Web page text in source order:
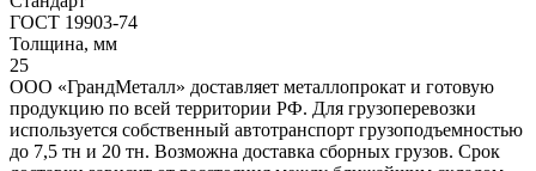
ГОСТ 19903-74
Толщина, мм
25
ООО «ГрандМеталл» доставляет металлопрокат и готовую
продукцию по всей территории РФ. Для грузоперевозки
используется собственный автотранспорт грузоподъемностью
до 7,5 тн и 20 тн. Возможна доставка сборных грузов. Срок